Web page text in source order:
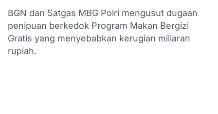
BGN dan Satgas MBG Polri mengusut dugaan
penipuan berkedok Program Makan Bergizi
Gratis yang menyebabkan kerugian miliaran
rupiah.